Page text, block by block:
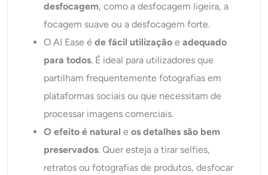
desfocagem, como a desfocagem ligeira, a
focagem suave ou a desfocagem forte.
O AI Ease éde fácil utilização eadequado
para todos. É ideal para utilizadores que
partilham frequentemente fotografias em
plataformas sociais ou que necessitam de
processar imagens comerciais.
O efeito é natural eos detalhes são bem
preservados. Quer esteja a tirar selfies,
retratos ou fotografias de produtos, desfocar